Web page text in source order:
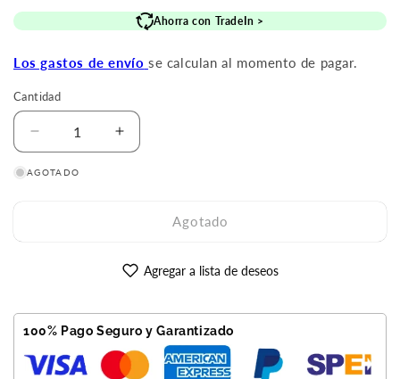
de
habitual
Ahorra con TradeIn >
Los gastos de envío se calculan al momento de pagar.
Cantidad
Reducir
cantidad
para
Reacondicionado
Aumentar
cantidad
Reacondicionado
AGOTADO
Agotado
Agregar a lista de deseos
100% Pago Seguro y Garantizado